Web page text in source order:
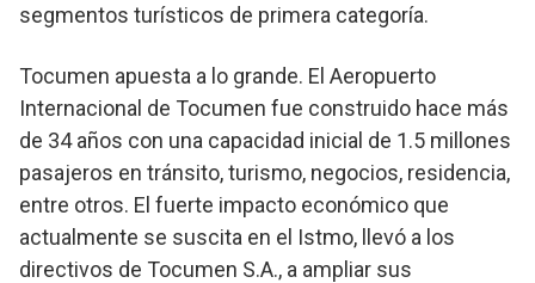
segmentos turísticos de primera categoría.
Tocumen apuesta a lo grande. El Aeropuerto
Internacional de Tocumen fue construido hace más
de 34 años con una capacidad inicial de 1.5 millones
pasajeros en tránsito, turismo, negocios, residencia,
entre otros. El fuerte impacto económico que
actualmente se suscita en el Istmo, llevó a los
directivos de Tocumen S.A., a ampliar sus